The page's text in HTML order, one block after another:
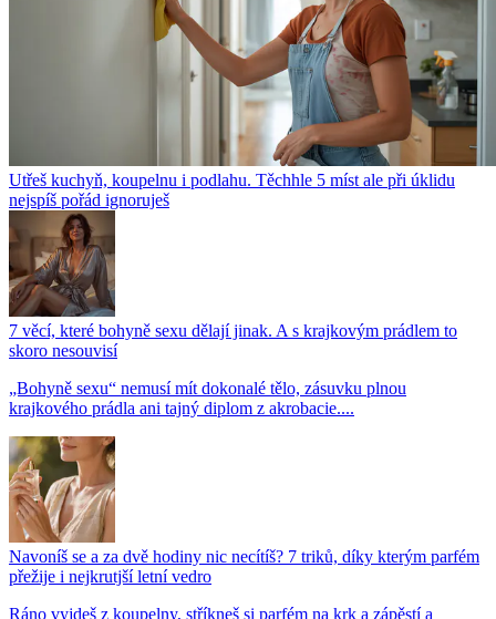
Utřeš kuchyň, koupelnu i podlahu. Těchhle 5 míst ale při úklidu
nejspíš pořád ignoruješ
7 věcí, které bohyně sexu dělají jinak. A s krajkovým prádlem to
skoro nesouvisí
„Bohyně sexu“ nemusí mít dokonalé tělo, zásuvku plnou
krajkového prádla ani tajný diplom z akrobacie....
Navoníš se a za dvě hodiny nic necítíš? 7 triků, díky kterým parfém
přežije i nejkrutjší letní vedro
Ráno vyjdeš z koupelny, stříkneš si parfém na krk a zápěstí a